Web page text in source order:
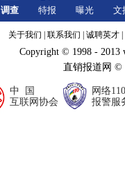
调查
特报
曝光
文
关于我们 联系我们 诚聘英才
Copyright © 1998 - 2013
直销报道网
中 国
互联网协会
网络110
报警服